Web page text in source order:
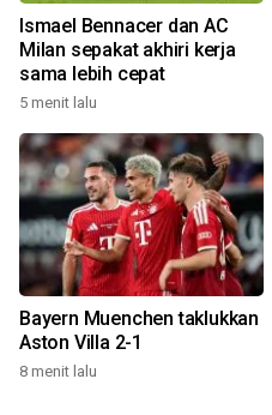
Ismael Bennacer dan AC
Milan sepakat akhiri kerja
sama lebih cepat
5 menit lalu
Bayern Muenchen taklukkan
Aston Villa 2-1
8 menit lalu